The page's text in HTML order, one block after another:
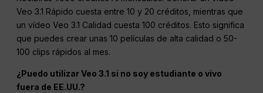
Veo 3.1 Rápido cuesta entre 10 y 20 créditos, mientras que
un vídeo Veo 3.1 Calidad cuesta 100 créditos. Esto significa
que puedes crear unas 10 películas de alta calidad o 50-
100 clips rápidos al mes.
¿Puedo utilizar Veo 3.1 si no soy estudiante o vivo
fuera de EE.UU.?